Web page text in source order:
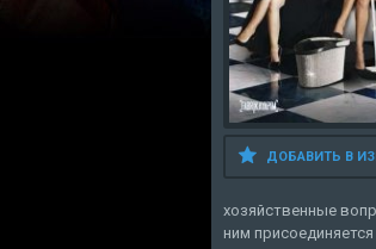
ДОБАВИТЬ В
хозяйственные
ним